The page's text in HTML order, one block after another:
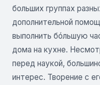
больших группах
дополнительной
выполнить бóльшую
дома на кухне.
перед наукой,
интерес. Творение с